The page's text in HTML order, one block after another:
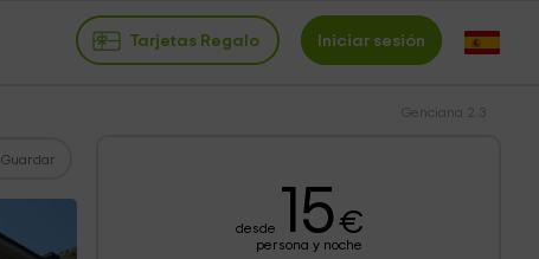
Tarjetas Regalo Iniciar sesión
Genciana 2.3
Guardar
desde 15€
persona y noche